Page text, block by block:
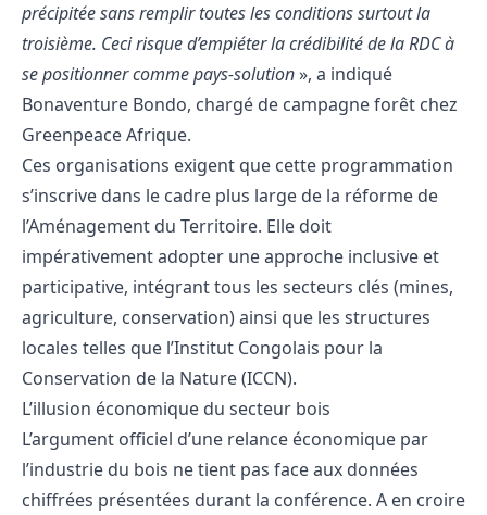
précipitée sans remplir toutes les conditions surtout la
troisième. Ceci risque d’empiéter la crédibilité de la RDC à
se positionner comme pays-solution», a indiqué
Bonaventure Bondo, chargé de campagne forêt chez
Greenpeace Afrique.
Ces organisations exigent que cette programmation
s’inscrive dans le cadre plus large de la réforme de
l’Aménagement du Territoire. Elle doit
impérativement adopter une approche inclusive et
participative, intégrant tous les secteurs clés (mines,
agriculture, conservation) ainsi que les structures
locales telles que l’Institut Congolais pour la
Conservation de la Nature (ICCN).
L’illusion économique du secteur bois
L’argument officiel d’une relance économique par
l’industrie du bois ne tient pas face aux données
chiffrées présentées durant la conférence. A en croire